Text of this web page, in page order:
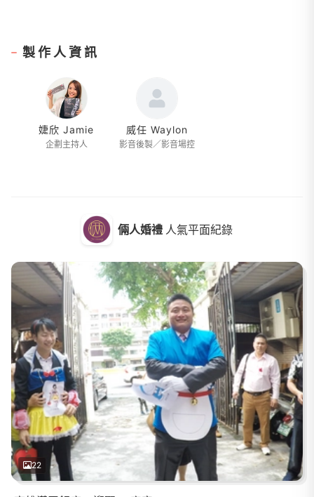
製作人資訊
婕欣 Jamie
企劃主持人
威任 Waylon
影音後製／影音場控
倆人婚禮 人氣平面紀錄
22